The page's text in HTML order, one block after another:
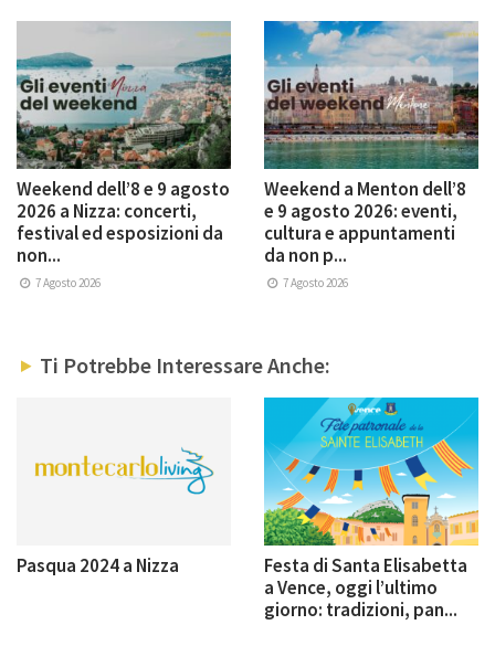
Weekend dell’8 e 9 agosto
2026 a Nizza: concerti,
festival ed esposizioni da
non...
7 Agosto 2026
Weekend a Menton dell’8
e 9 agosto 2026: eventi,
cultura e appuntamenti
da non p...
7 Agosto 2026
Ti Potrebbe Interessare Anche:
Pasqua 2024 a Nizza
Festa di Santa Elisabetta
a Vence, oggi l’ultimo
giorno: tradizioni, pan...